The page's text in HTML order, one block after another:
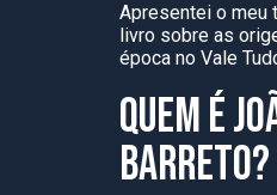
Apresentei o meu
livro sobre as
época no Vale
QUEM É
BARRETO?